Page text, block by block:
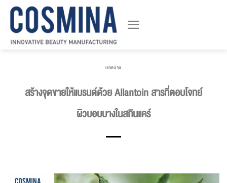
บทความ
สร้างจุดขายให้แบรนด์ด้วย Allantoin สารที่ตอบโจทย์
ผิวบอบบางในสกินแคร์